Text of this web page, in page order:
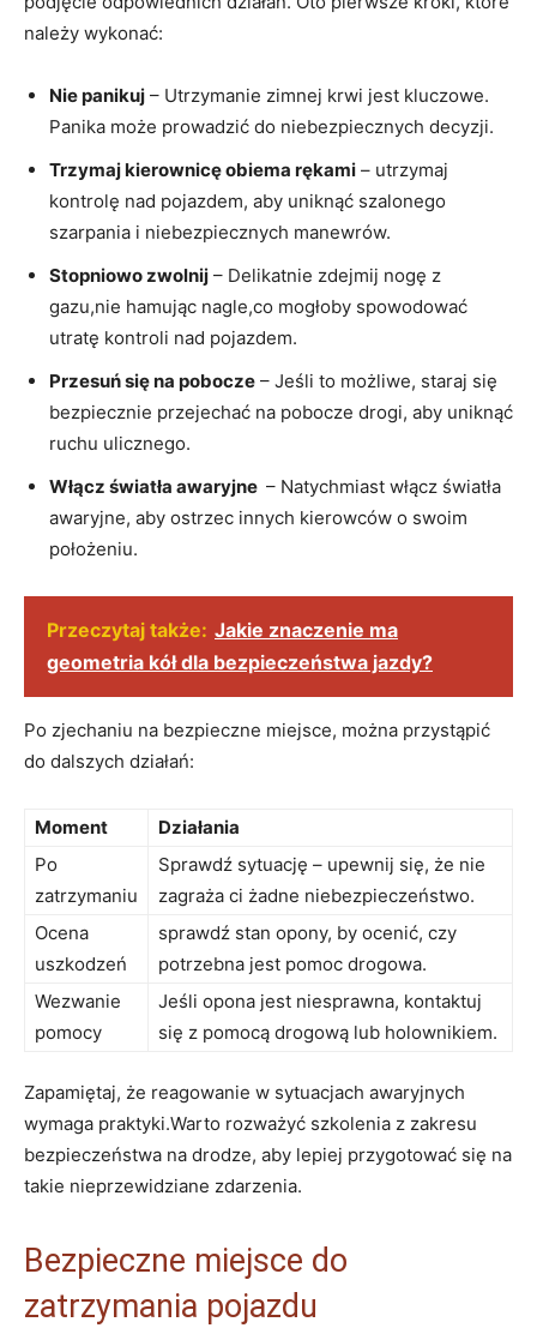
należy wykonać:
Nie panikuj – Utrzymanie zimnej krwi jest‍ kluczowe.
Panika może prowadzić do niebezpiecznych‍ decyzji.
Trzymaj kierownicę obiema rękami ‍– utrzymaj
kontrolę⁤ nad pojazdem, aby uniknąć⁣ szalonego
szarpania i niebezpiecznych manewrów.
Stopniowo zwolnij ⁢–⁣ Delikatnie‌ zdejmij nogę z
gazu,nie hamując nagle,co mogłoby ‍spowodować
utratę kontroli nad pojazdem.
Przesuń⁢ się na pobocze – Jeśli⁤ to możliwe, staraj ‌się
bezpiecznie przejechać na pobocze drogi, aby uniknąć
ruchu ulicznego.
Włącz światła awaryjne ‌ – Natychmiast włącz⁣ światła
awaryjne, aby ostrzec ⁣innych kierowców ‍o swoim
położeniu.
Przeczytaj także: Jakie znaczenie ma
geometria kół dla bezpieczeństwa jazdy?
Po zjechaniu na ​bezpieczne miejsce, można‌ przystąpić
do dalszych działań:
Moment
Działania
Po
zatrzymaniu
Sprawdź sytuację​ – upewnij⁣ się, że nie
zagraża ci żadne niebezpieczeństwo.
Ocena
uszkodzeń
sprawdź ‌stan opony, by ⁣ocenić, czy
potrzebna jest⁢ pomoc‌ drogowa.
Wezwanie
⁢pomocy
Jeśli opona jest niesprawna, kontaktuj‌
się‍ z pomocą drogową lub holownikiem.
Zapamiętaj, że reagowanie w sytuacjach awaryjnych
wymaga ⁣praktyki.Warto rozważyć szkolenia z zakresu
bezpieczeństwa na drodze, ‍aby lepiej⁣ przygotować się na
takie‌ nieprzewidziane ⁢zdarzenia.
Bezpieczne miejsce do
zatrzymania pojazdu